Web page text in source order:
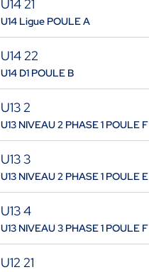
U14 21
U14 Ligue POULE A
U14 22
U14 D1 POULE B
U13 2
U13 NIVEAU 2 PHASE 1 POULE F
U13 3
U13 NIVEAU 2 PHASE 1 POULE E
U13 4
U13 NIVEAU 3 PHASE 1 POULE F
U12 21